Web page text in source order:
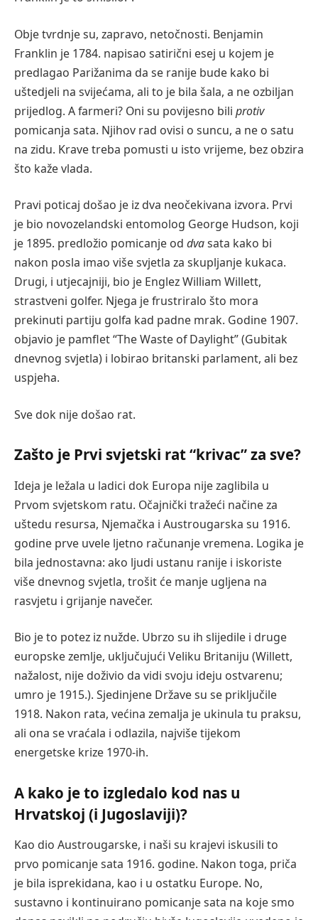
Obje tvrdnje su, zapravo, netočnosti. Benjamin
Franklin je 1784. napisao satirični esej u kojem je
predlagao Parižanima da se ranije bude kako bi
uštedjeli na svijećama, ali to je bila šala, a ne ozbiljan
prijedlog. A farmeri? Oni su povijesno bili protiv
pomicanja sata. Njihov rad ovisi o suncu, a ne o satu
na zidu. Krave treba pomusti u isto vrijeme, bez obzira
što kaže vlada.
Pravi poticaj došao je iz dva neočekivana izvora. Prvi
je bio novozelandski entomolog George Hudson, koji
je 1895. predložio pomicanje od dvasata kako bi
nakon posla imao više svjetla za skupljanje kukaca.
Drugi, i utjecajniji, bio je Englez William Willett,
strastveni golfer. Njega je frustriralo što mora
prekinuti partiju golfa kad padne mrak. Godine 1907.
objavio je pamflet “The Waste of Daylight” (Gubitak
dnevnog svjetla) i lobirao britanski parlament, ali bez
uspjeha.
Sve dok nije došao rat.
Zašto je Prvi svjetski rat “krivac” za sve?
Ideja je ležala u ladici dok Europa nije zaglibila u
Prvom svjetskom ratu. Očajnički tražeći načine za
uštedu resursa, Njemačka i Austrougarska su 1916.
godine prve uvele ljetno računanje vremena. Logika je
bila jednostavna: ako ljudi ustanu ranije i iskoriste
više dnevnog svjetla, trošit će manje ugljena na
rasvjetu i grijanje navečer.
Bio je to potez iz nužde. Ubrzo su ih slijedile i druge
europske zemlje, uključujući Veliku Britaniju (Willett,
nažalost, nije doživio da vidi svoju ideju ostvarenu;
umro je 1915.). Sjedinjene Države su se priključile
1918. Nakon rata, većina zemalja je ukinula tu praksu,
ali ona se vraćala i odlazila, najviše tijekom
energetske krize 1970-ih.
A kako je to izgledalo kod nas u
Hrvatskoj (i Jugoslaviji)?
Kao dio Austrougarske, i naši su krajevi iskusili to
prvo pomicanje sata 1916. godine. Nakon toga, priča
je bila isprekidana, kao i u ostatku Europe. No,
sustavno i kontinuirano pomicanje sata na koje smo